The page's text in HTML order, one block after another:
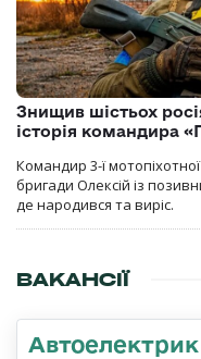
Знищив шістьох
історія командира
Командир 3-ї
бригади Олексій із
де народився та виріс.
ВАКАНСІЇ
Автоелектрик